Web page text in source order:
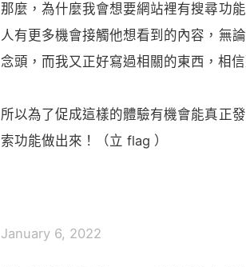
那麼，為什麼我會想要網站裡有搜尋功
人有更多機會接觸他想看到的內容，無
念頭，而我又正好寫過相關的東西，相
所以為了促成這樣的體驗有機會能真正
索功能做出來！（立 flag ）
January 6, 2022